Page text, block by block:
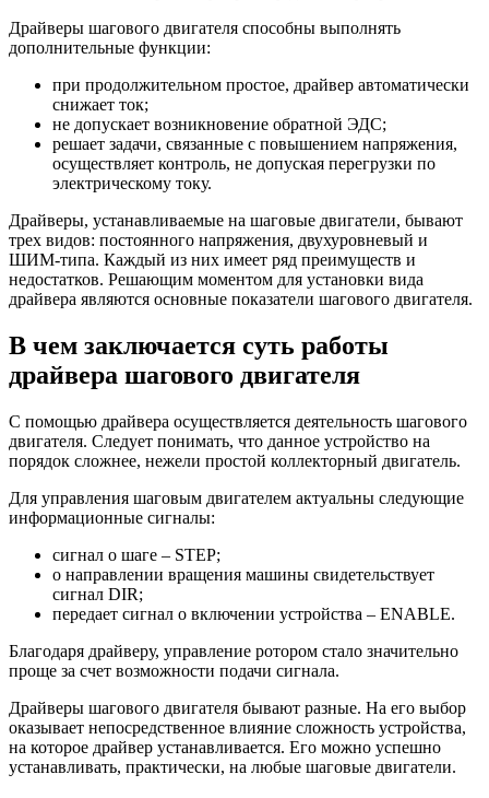
Драйверы шагового двигателя способны выполнять
дополнительные функции:
при продолжительном простое, драйвер автоматически
снижает ток;
не допускает возникновение обратной ЭДС;
решает задачи, связанные с повышением напряжения,
осуществляет контроль, не допуская перегрузки по
электрическому току.
Драйверы, устанавливаемые на шаговые двигатели, бывают
трех видов: постоянного напряжения, двухуровневый и
ШИМ-типа. Каждый из них имеет ряд преимуществ и
недостатков. Решающим моментом для установки вида
драйвера являются основные показатели шагового двигателя.
В чем заключается суть работы
драйвера шагового двигателя
С помощью драйвера осуществляется деятельность шагового
двигателя. Следует понимать, что данное устройство на
порядок сложнее, нежели простой коллекторный двигатель.
Для управления шаговым двигателем актуальны следующие
информационные сигналы:
сигнал о шаге – STEP;
о направлении вращения машины свидетельствует
сигнал DIR;
передает сигнал о включении устройства – ENABLE.
Благодаря драйверу, управление ротором стало значительно
проще за счет возможности подачи сигнала.
Драйверы шагового двигателя бывают разные. На его выбор
оказывает непосредственное влияние сложность устройства,
на которое драйвер устанавливается. Его можно успешно
устанавливать, практически, на любые шаговые двигатели.